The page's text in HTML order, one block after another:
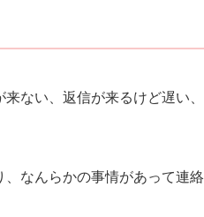
来ない、返信が来るけど遅い
、なんらかの事情があって連